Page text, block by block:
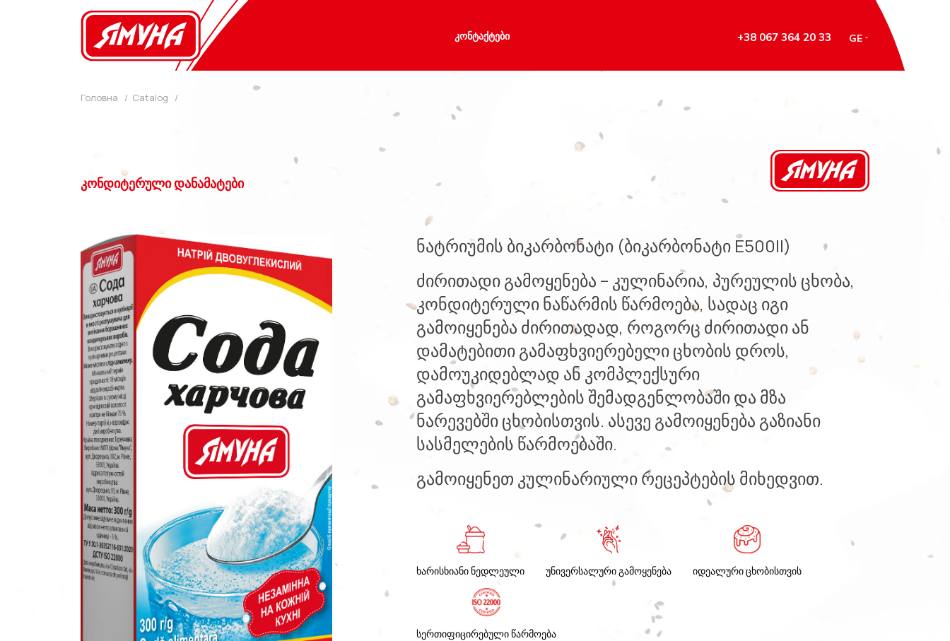
ᲙᲝᲜᲢᲐᲥᲢᲔᲑᲘ +38 067 364 20 33 GE
Головна / Catalog /
ᲙᲝᲜᲓᲘᲢᲔᲠᲣᲚᲘ ᲓᲐᲜᲐᲛᲐᲢᲔᲑᲘ
ნატრიუმის ბიკარბონატი (ბიკარბონატი E500ІІ)
ძირითადი გამოყენება – კულინარია, პურეულის ცხობა,
კონდიტერული ნაწარმის წარმოება, სადაც იგი
გამოიყენება ძირითადად, როგორც ძირითადი ან
დამატებითი გამაფხვიერებელი ცხობის დროს,
დამოუკიდებლად ან კომპლექსური
გამაფხვიერებლების შემადგენლობაში და მზა
ნარევებში ცხობისთვის. ასევე გამოიყენება გაზიანი
სასმელების წარმოებაში.
გამოიყენეთ კულინარიული რეცეპტების მიხედვით.
ხარისხიანი ნედლეული უნივერსალური გამოყენება იდეალური ცხობისთვის
სერთიფიცირებული წარმოება